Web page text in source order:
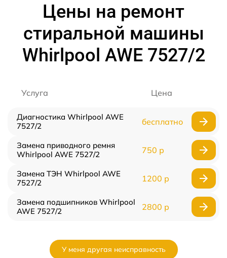
Цены на ремонт
стиральной машины
Whirlpool AWE 7527/2
Услуга Цена
Диагностика Whirlpool AWE
7527/2
бесплатно
Замена приводного ремня
Whirlpool AWE 7527/2
750 р
Замена ТЭН Whirlpool AWE
7527/2
1200 р
Замена подшипников Whirlpool
AWE 7527/2
2800 р
У меня другая неисправность